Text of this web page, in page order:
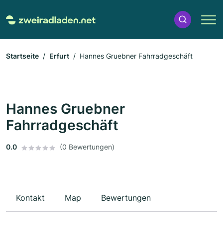
Startseite Erfurt Hannes Gruebner Fahrradgeschäft
Hannes Gruebner
Fahrradgeschäft
0.0 (0 Bewertungen)
Kontakt Map Bewertungen